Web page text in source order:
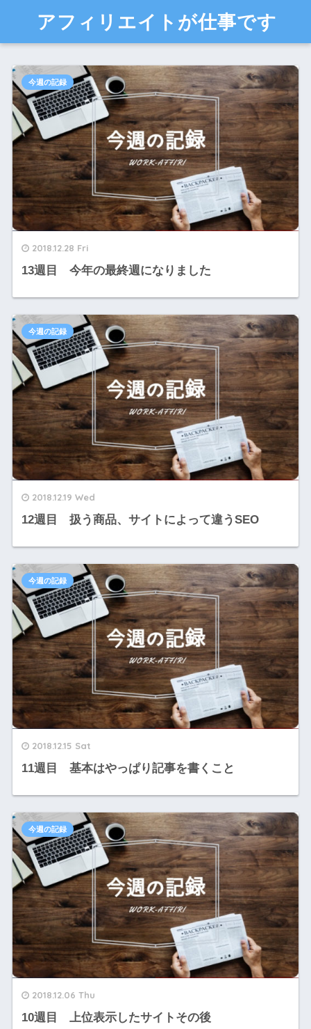
アフィリエイトが仕事です
2018.12.28 Fri
13週目 今年の最終週になりました
今週の記録
2018.12.19 Wed
12週目 扱う商品、サイトによって違うSEO
今週の記録
2018.12.15 Sat
11週目 基本はやっぱり記事を書くこと
今週の記録
2018.12.06 Thu
10週目 上位表示したサイトその後
今週の記録